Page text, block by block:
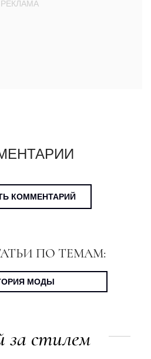
КОММЕНТАРИЙ
ПО ТЕМАМ:
МОДЫ
за стилем